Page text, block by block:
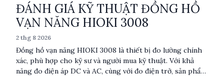
ĐÁNH GIÁ KỸ THUẬT ĐỒNG HỒ
VẠN NĂNG HIOKI 3008
2 thg 8 2026
Đồng hồ vạn năng HIOKI 3008 là thiết bị đo lường chính
xác, phù hợp cho kỹ sư và người mua kỹ thuật. Với khả
năng đo điện áp DC và AC, cùng với đo điện trở, sản phẩm